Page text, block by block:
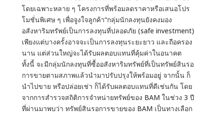
โดยเฉพาะหลาย ๆ โครงการที่พร้อมลดราคาหรือเสนอโปร
โมชั่นพิเศษ ๆ เพื่อจูงใจลูกค้า“กลุ่มนักลงทุนยังคงมอง
อสังหาริมทรัพย์เป็นการลงทุนที่ปลอดภัย (safe investment)
เพียงแต่บางครั้งอาจจะเป็นการลงทุนระยะยาว และถือครอง
นาน แต่ส่วนใหญ่จะได้รับผลตอบแทนที่คุ้มค่าในอนาคต
ทั้งนี้ จะมีกลุ่มนักลงทุนที่ซื้ออสังหาริมทรัพย์ที่เป็นทรัพย์สินรอ
การขายตามสภาพแล้วนำมาปรับปรุงให้พร้อมอยู่ จากนั้น ก็
นำไปขาย หรือปล่อยเช่า ก็ได้รับผลตอบแทนที่ดีเช่นกัน โดย
จากการสำรวจสถิติการจำหน่ายทรัพย์ของ BAM ในช่วง 3 ปี
ที่ผ่านมาพบว่า ทรัพย์สินรอการขายของ BAM เป็นทางเลือก